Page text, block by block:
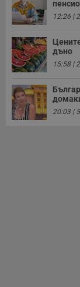
12:26 |
дъно
15:58 |
20:03 |